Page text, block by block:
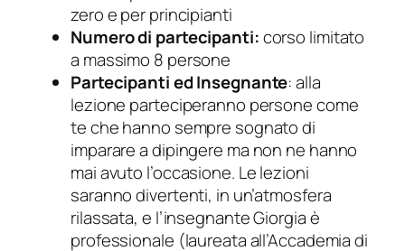
zero e per principianti
Numero di partecipanti:corso limitato
a massimo 8 persone
Partecipanti ed Insegnante: alla
lezione parteciperanno persone come
te che hanno sempre sognato di
imparare a dipingere ma non ne hanno
mai avuto l’occasione. Le lezioni
saranno divertenti, in un’atmosfera
rilassata, e l’insegnante Giorgia è
professionale (laureata all’Accademia di